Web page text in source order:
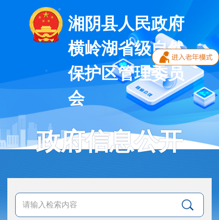
湘阴县人民政府
横岭湖省级自然
保护区管理委员
会
政府信息公开